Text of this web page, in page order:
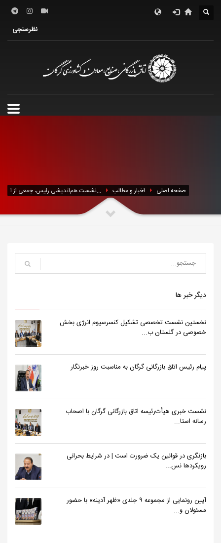
درباره اتاق
معرفی استان
نظرسنجی
نشست هم‌اندیشی رئیس، جمعی از ا... اخبار و مطالب صفحه اصلی
دیگر خبر ها
نخستین نشست تخصصی تشکیل کنسرسیوم انرژی بخش
خصوصی در گلستان ب...
پیام رئیس اتاق بازرگانی گرگان به مناسبت روز خبرنگار
نشست خبری هیأت‌رئیسه اتاق بازرگانی گرگان با اصحاب
رسانه استا...
بازنگری در قوانین یک ضرورت است | در شرایط بحرانی
رویکردها نس...
آیین رونمایی از مجموعه ۹ جلدی «ظهر آدینه» با حضور
مسئولان و...